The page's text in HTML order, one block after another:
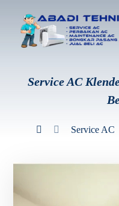
Service AC
Service AC